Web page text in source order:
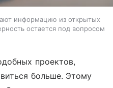
информацию из открытых
остается под вопросом
проектов,
больше. Этому